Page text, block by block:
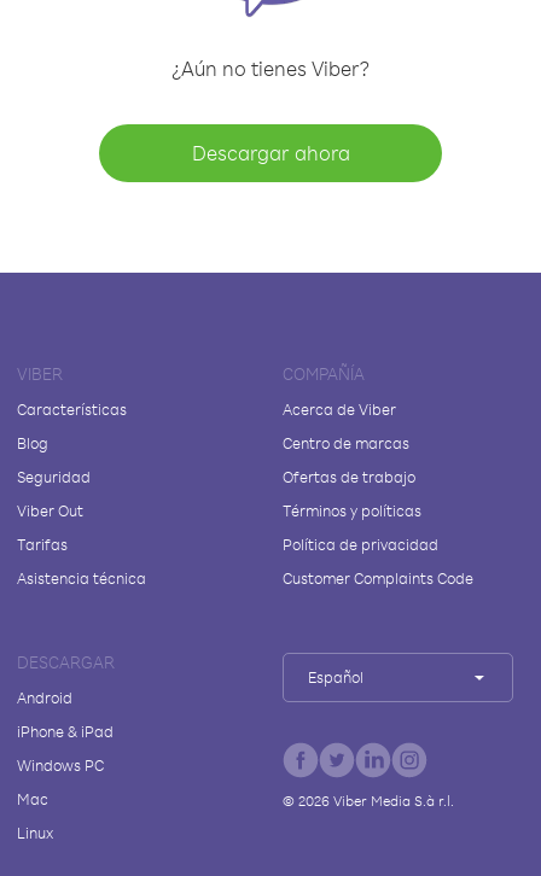
¿Aún no tienes Viber?
Descargar ahora
VIBER
Características
Blog
Seguridad
Viber Out
Tarifas
Asistencia técnica
COMPAÑÍA
Acerca de Viber
Centro de marcas
Ofertas de trabajo
Términos y políticas
Política de privacidad
Customer Complaints Code
DESCARGAR
Android
iPhone & iPad
Windows PC
Mac
Linux
Español
© 2026Viber Media S.à r.l.